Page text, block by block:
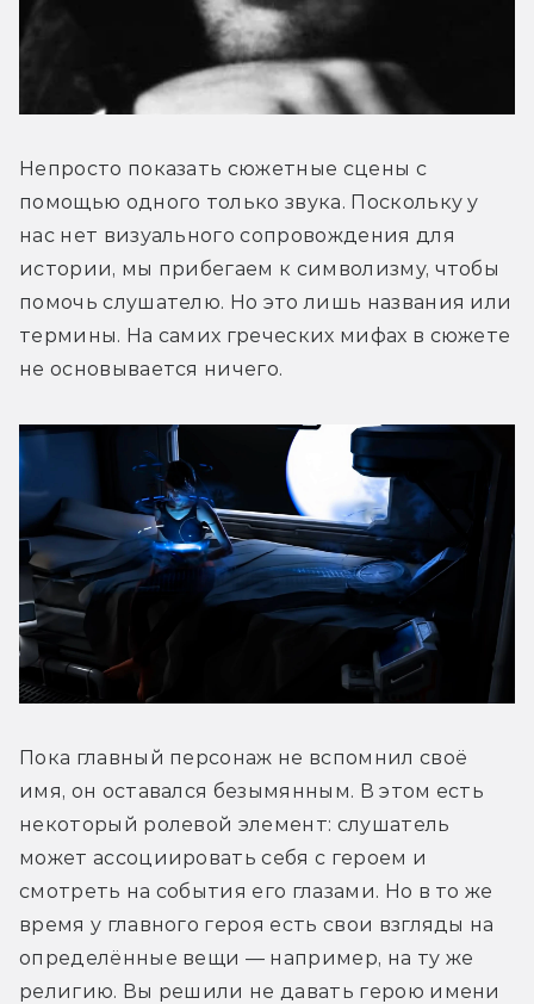
Непросто показать сюжетные сцены с
помощью одного только звука. Поскольку у
нас нет визуального сопровождения для
истории, мы прибегаем к символизму, чтобы
помочь слушателю. Но это лишь названия или
термины. На самих греческих мифах в сюжете
не основывается ничего.
Пока главный персонаж не вспомнил своё
имя, он оставался безымянным. В этом есть
некоторый ролевой элемент: слушатель
может ассоциировать себя с героем и
смотреть на события его глазами. Но в то же
время у главного героя есть свои взгляды на
определённые вещи — например, на ту же
религию. Вы решили не давать герою имени